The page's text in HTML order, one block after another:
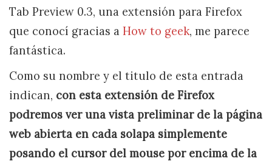
Tab Preview 0.3, una extensión para Firefox
que conocí gracias a How to geek, me parece
fantástica.
Como su nombre y el titulo de esta entrada
indican, con esta extensión de Firefox
podremos ver una vista preliminar de la página
web abierta en cada solapa simplemente
posando el cursor del mouse por encima de la